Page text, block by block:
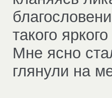
такого
Мне ясно
глянули на